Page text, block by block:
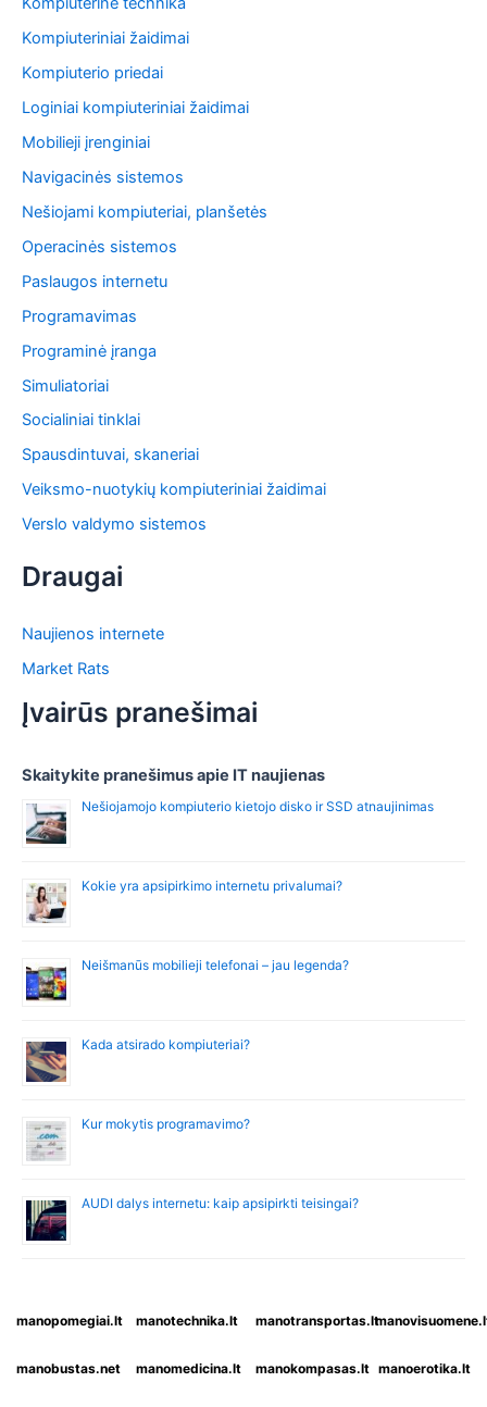
Kompiuteriniai žaidimai
Kompiuterio priedai
Loginiai kompiuteriniai žaidimai
Mobilieji įrenginiai
Navigacinės sistemos
Nešiojami kompiuteriai, planšetės
Operacinės sistemos
Paslaugos internetu
Programavimas
Programinė įranga
Simuliatoriai
Socialiniai tinklai
Spausdintuvai, skaneriai
Veiksmo-nuotykių kompiuteriniai žaidimai
Verslo valdymo sistemos
Draugai
Naujienos internete
Market Rats
Įvairūs pranešimai
Skaitykite pranešimus apie IT naujienas
Nešiojamojo kompiuterio kietojo disko ir SSD atnaujinimas
Kokie yra apsipirkimo internetu privalumai?
Neišmanūs mobilieji telefonai – jau legenda?
Kada atsirado kompiuteriai?
Kur mokytis programavimo?
AUDI dalys internetu: kaip apsipirkti teisingai?
manopomegiai.lt manotechnika.lt manotransportas.lt
manobustas.net manomedicina.lt manokompasas.lt manoerotika.lt